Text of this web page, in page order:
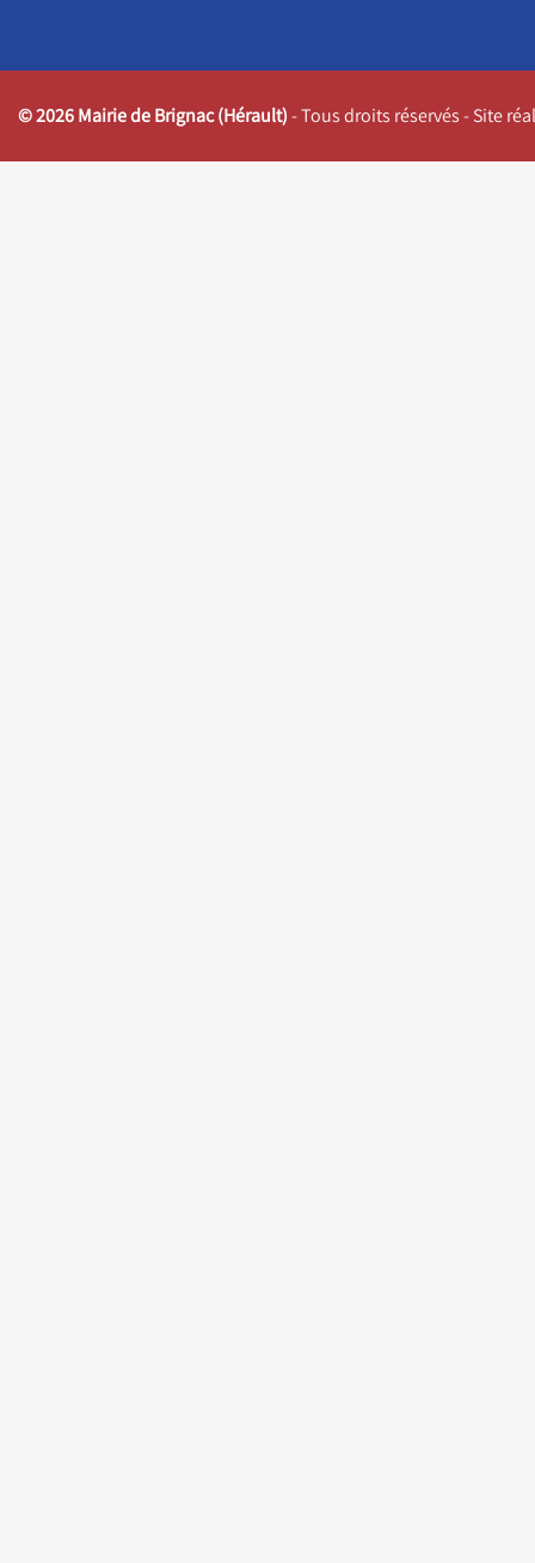
© 2026 Mairie de Brignac (Hérault)- Tous droits réservés - Site